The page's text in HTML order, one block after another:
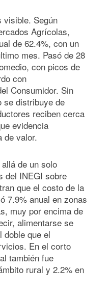
visible. Según
Agrícolas,
de 62.4%, con un
mes. Pasó de 28
con picos de
con
Consumidor. Sin
se distribuye de
reciben cerca
evidencia
de valor.
de un solo
del INEGI sobre
que el costo de la
7.9% anual en zonas
muy por encima de
alimentarse se
doble que el
En el corto
también fue
rural y 2.2% en